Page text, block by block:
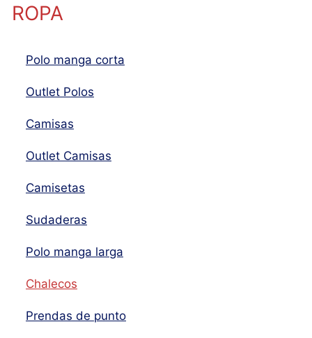
ROPA
Polo manga corta
Outlet Polos
Camisas
Outlet Camisas
Camisetas
Sudaderas
Polo manga larga
Chalecos
Prendas de punto